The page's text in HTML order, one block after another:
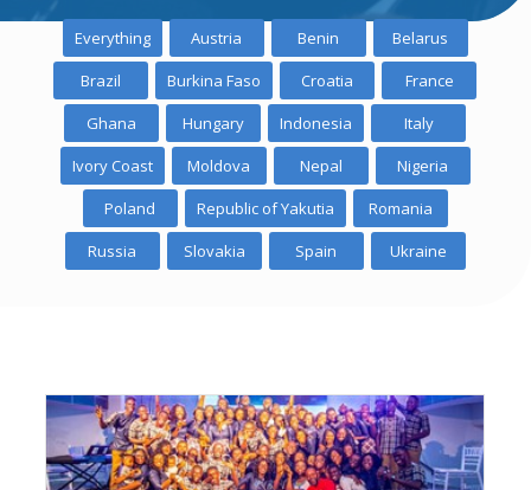
Everything Austria Benin
Belarus
Brazil
Burkina Faso Croatia
France
Ghana
Hungary Indonesia
Italy
Ivory Coast
Moldova Nepal
Nigeria
Poland
Republic of Yakutia
Romania
Russia
Slovakia Spain Ukraine